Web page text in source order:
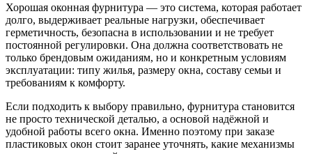
Хорошая оконная фурнитура — это система, которая работает
долго, выдерживает реальные нагрузки, обеспечивает
герметичность, безопасна в использовании и не требует
постоянной регулировки. Она должна соответствовать не
только брендовым ожиданиям, но и конкретным условиям
эксплуатации: типу жилья, размеру окна, составу семьи и
требованиям к комфорту.
Если подходить к выбору правильно, фурнитура становится
не просто технической деталью, а основой надёжной и
удобной работы всего окна. Именно поэтому при заказе
пластиковых окон стоит заранее уточнять, какие механизмы